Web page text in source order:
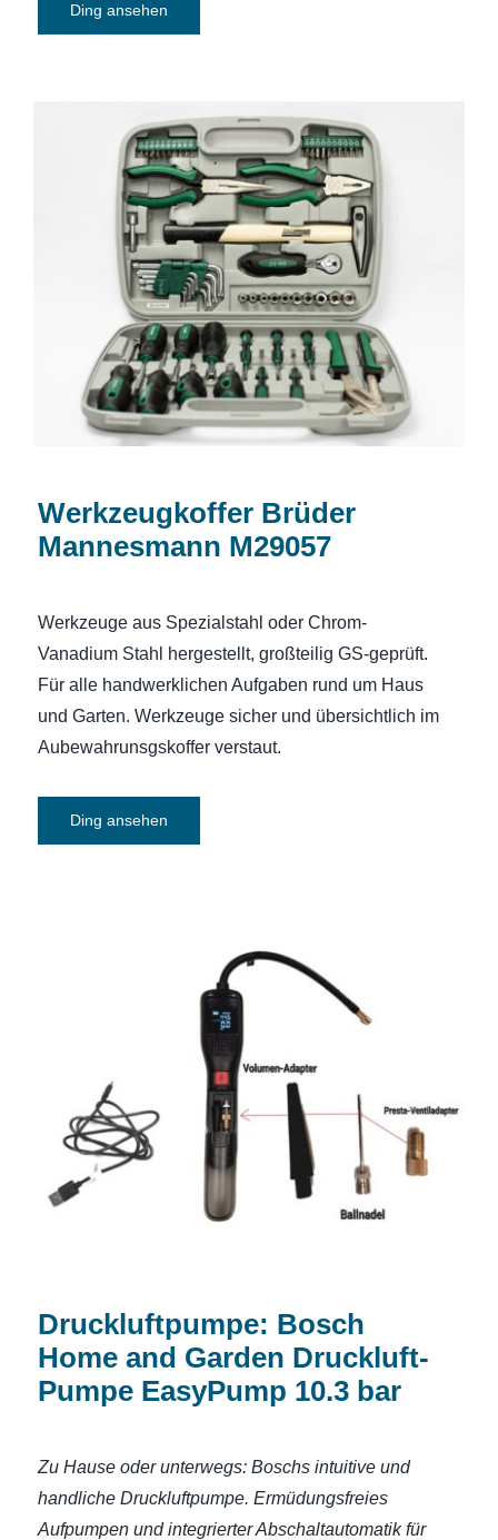
Ding ansehen
Werkzeugkoffer Brüder Mannesmann
M29057
Werkzeugkoffer Brüder
Mannesmann M29057
Werkzeuge aus Spezialstahl oder Chrom-
Vanadium Stahl hergestellt, großteilig GS-geprüft.
Für alle handwerklichen Aufgaben rund um Haus
und Garten. Werkzeuge sicher und übersichtlich im
Aubewahrunsgskoffer verstaut.
Ding ansehen
Druckluftpumpe: Bosch Home and
Garden Druckluft-Pumpe EasyPump
10.3 bar
Druckluftpumpe: Bosch
Home and Garden Druckluft-
Pumpe EasyPump 10.3 bar
Zu Hause oder unterwegs: Boschs intuitive und
handliche Druckluftpumpe. Ermüdungsfreies
Aufpumpen und integrierter Abschaltautomatik für